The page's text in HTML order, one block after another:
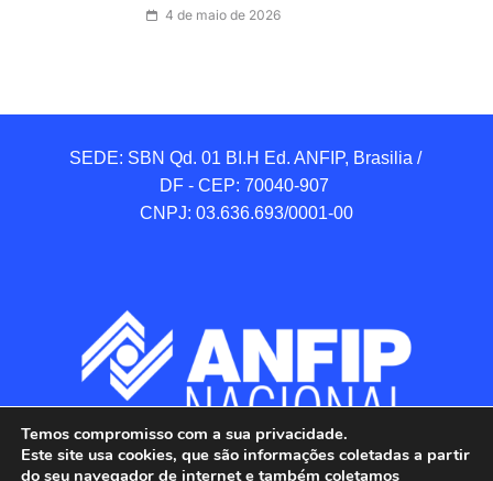
4 de maio de 2026
SEDE: SBN Qd. 01 BI.H Ed. ANFIP, Brasilia /
DF - CEP: 70040-907
CNPJ: 03.636.693/0001-00
Temos compromisso com a sua privacidade.
Este site usa cookies, que são informações coletadas a partir
do seu navegador de internet e também coletamos